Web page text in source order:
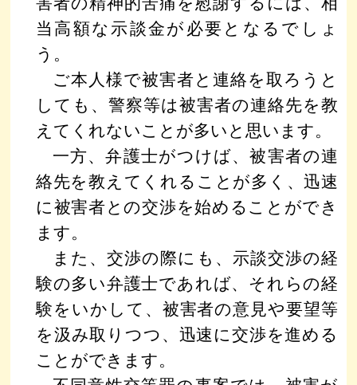
当高額な示談金が必要となるでしょ
う。
ご本人様で被害者と連絡を取ろうと
しても、警察等は被害者の連絡先を教
えてくれないことが多いと思います。
一方、弁護士がつけば、被害者の連
絡先を教えてくれることが多く、迅速
に被害者との交渉を始めることができ
ます。
また、交渉の際にも、示談交渉の経
験の多い弁護士であれば、それらの経
験をいかして、被害者の意見や要望等
を汲み取りつつ、迅速に交渉を進める
ことができます。